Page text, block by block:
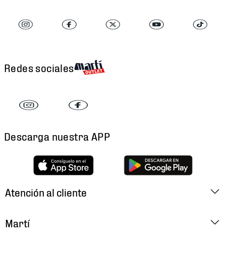
Redes sociales
Descarga nuestra APP
Atención al cliente
Martí